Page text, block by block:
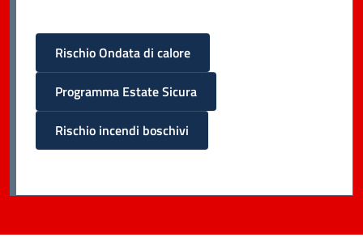
Rischio Ondata di calore
Programma Estate Sicura
Rischio incendi boschivi